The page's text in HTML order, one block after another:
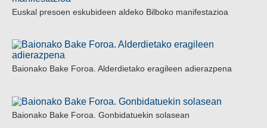
Euskal presoen eskubideen aldeko Bilboko manifestazioa
Baionako Bake Foroa. Alderdietako eragileen adierazpena
Baionako Bake Foroa. Gonbidatuekin solasean